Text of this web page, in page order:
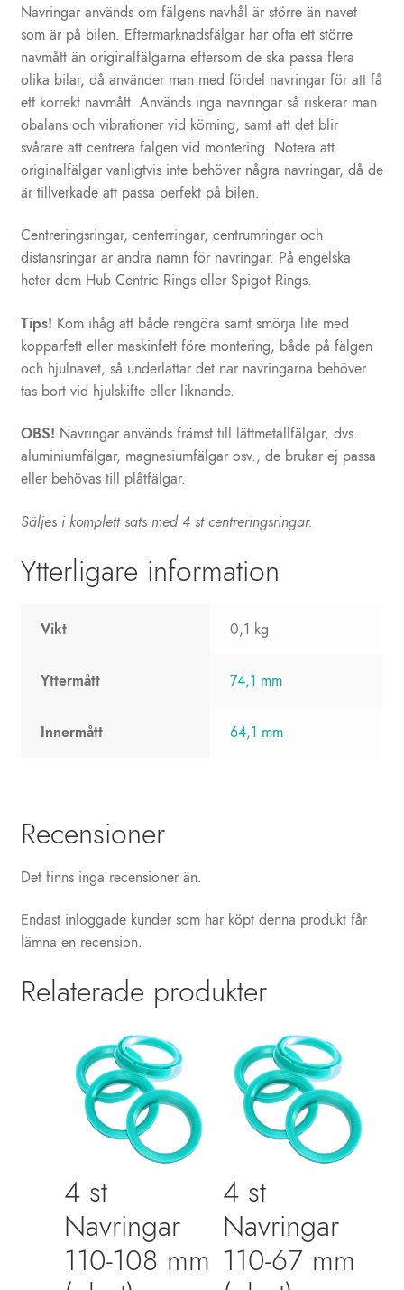
Navringar används om fälgens navhål är större än navet
som är på bilen. Eftermarknadsfälgar har ofta ett större
navmått än originalfälgarna eftersom de ska passa flera
olika bilar, då använder man med fördel navringar för att få
ett korrekt navmått. Används inga navringar så riskerar man
obalans och vibrationer vid körning, samt att det blir
svårare att centrera fälgen vid montering. Notera att
originalfälgar vanligtvis inte behöver några navringar, då de
är tillverkade att passa perfekt på bilen.
Centreringsringar, centerringar, centrumringar och
distansringar är andra namn för navringar. På engelska
heter dem Hub Centric Rings eller Spigot Rings.
Tips! Kom ihåg att både rengöra samt smörja lite med
kopparfett eller maskinfett före montering, både på fälgen
och hjulnavet, så underlättar det när navringarna behöver
tas bort vid hjulskifte eller liknande.
OBS! Navringar används främst till lättmetallfälgar, dvs.
aluminiumfälgar, magnesiumfälgar osv., de brukar ej passa
eller behövas till plåtfälgar.
Säljes i komplett sats med 4 st centreringsringar.
Ytterligare information
Vikt 0,1 kg
Yttermått 74,1 mm
Innermått 64,1 mm
Recensioner
Det finns inga recensioner än.
Endast inloggade kunder som har köpt denna produkt får
lämna en recension.
Relaterade produkter
4 st
Navringar
110-108 mm
4 st
Navringar
110-67 mm